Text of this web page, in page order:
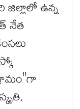
ఉన్న
నేత